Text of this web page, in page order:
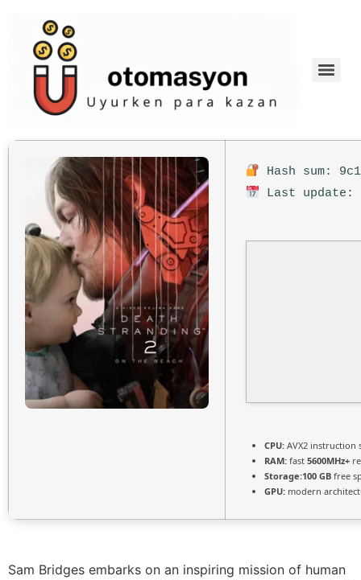
Hash sum:
Last update:
CPU: AVX2 instruction
RAM: fast 5600MHz+
Storage:100 GB free
GPU: modern
Sam Bridges embarks on an inspiring mission of human